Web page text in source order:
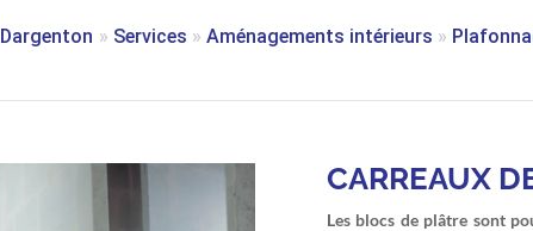
Dargenton » Services » Aménagements intérieurs »
CARREAUX
Les blocs de plâtre sont